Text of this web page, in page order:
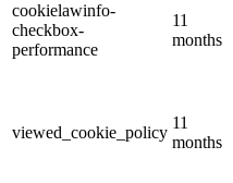
cookielawinfo-
checkbox-
performance
11
months
viewed_cookie_policy
11
months